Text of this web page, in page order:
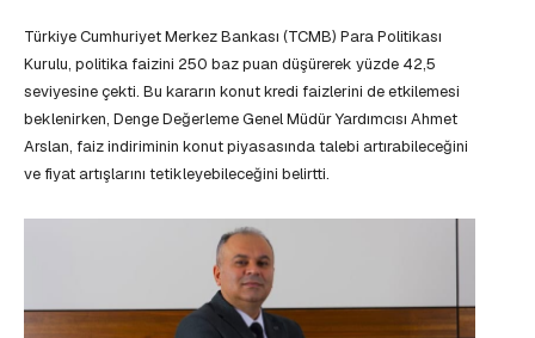
Türkiye Cumhuriyet Merkez Bankası (TCMB) Para Politikası
Kurulu, politika faizini 250 baz puan düşürerek yüzde 42,5
seviyesine çekti. Bu kararın konut kredi faizlerini de etkilemesi
beklenirken, Denge Değerleme Genel Müdür Yardımcısı Ahmet
Arslan, faiz indiriminin konut piyasasında talebi artırabileceğini
ve fiyat artışlarını tetikleyebileceğini belirtti.